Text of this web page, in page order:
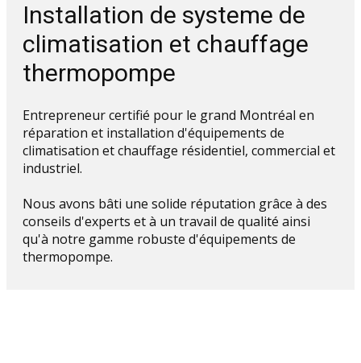
Installation de systeme de
climatisation et chauffage
thermopompe
Entrepreneur certifié pour le grand Montréal en
réparation et installation d'équipements de
climatisation et chauffage résidentiel, commercial et
industriel.
Nous avons bâti une solide réputation grâce à des
conseils d'experts et à un travail de qualité ainsi
qu'à notre gamme robuste d'équipements de
thermopompe.